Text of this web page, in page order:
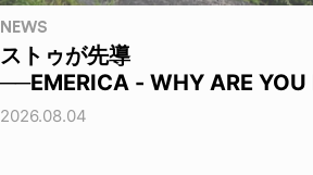
NEWS
ストゥが先導
──EMERICA - WHY ARE YOU
2026.08.04